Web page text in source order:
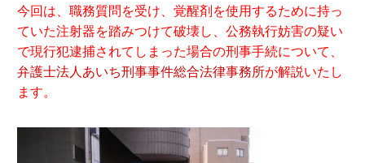
今回は、職務質問を受け、覚醒剤を使用するために持っ
ていた注射器を踏みつけて破壊し、公務執行妨害の疑い
で現行犯逮捕されてしまった場合の刑事手続について、
弁護士法人あいち刑事事件総合法律事務所が解説いたし
ます。